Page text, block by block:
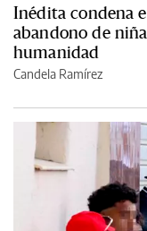
Inédita condena
abandono de
humanidad
Candela Ramírez